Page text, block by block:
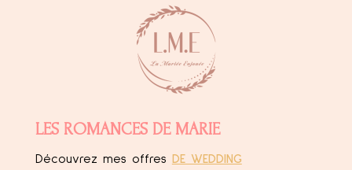
LES ROMANCES DE MARIE
Découvrez mes offres
DE WEDDING